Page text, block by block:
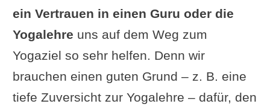
ein Vertrauen in einen Guru oder die
Yogalehre uns auf dem Weg zum
Yogaziel so sehr helfen. Denn wir
brauchen einen guten Grund – z. B. eine
tiefe Zuversicht zur Yogalehre – dafür, den